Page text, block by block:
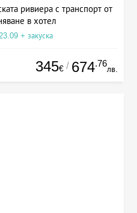
ривиера с транспорт от
в хотел
+ закуска
345€ / 674.76
лв.